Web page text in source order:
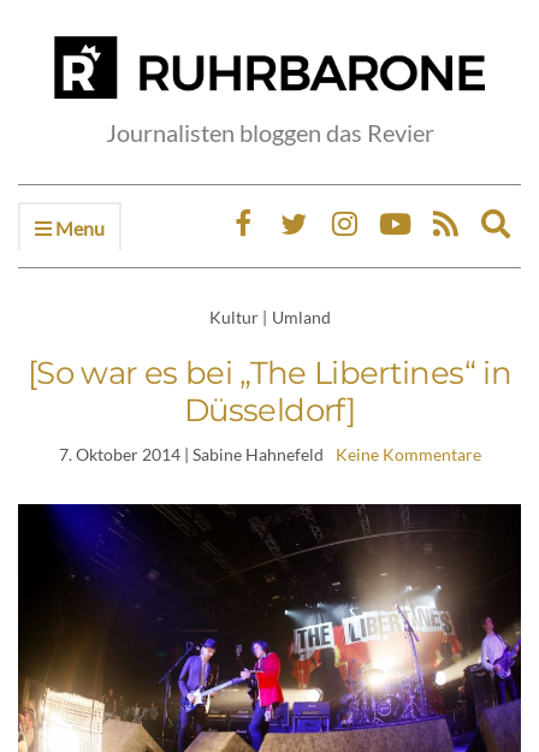
Journalisten bloggen das Revier
Menu
Kultur | Umland
[So war es bei „The Libertines“ in
Düsseldorf]
7. Oktober 2014| Sabine Hahnefeld Keine Kommentare